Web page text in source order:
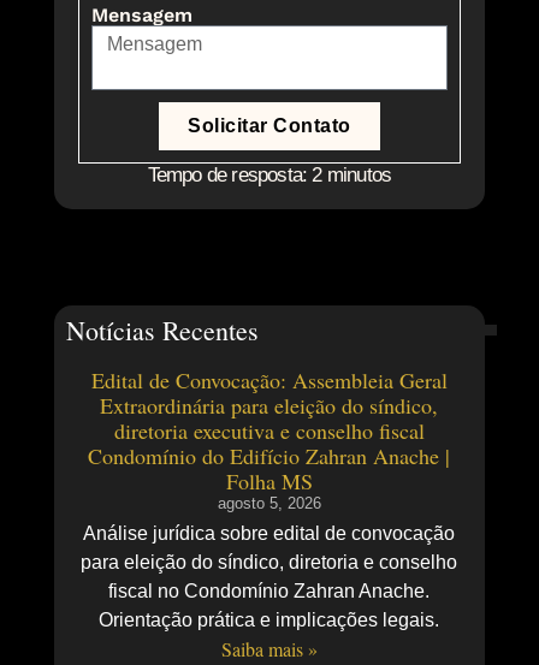
Mensagem
Solicitar Contato
Tempo de resposta: 2 minutos
Notícias Recentes
Edital de Convocação: Assembleia Geral
Extraordinária para eleição do síndico,
diretoria executiva e conselho fiscal
Condomínio do Edifício Zahran Anache |
Folha MS
agosto 5, 2026
Análise jurídica sobre edital de convocação
para eleição do síndico, diretoria e conselho
fiscal no Condomínio Zahran Anache.
Orientação prática e implicações legais.
Saiba mais »